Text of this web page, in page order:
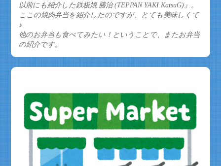
以前にも紹介した鉄板焼 勝治 (TEPPAN YAKI KatsuG)』。
ここの焼肉弁当を紹介したのですが、とても美味しくて
♪
他のお弁当も食べてみたい！ということで、またお弁当
の紹介です。